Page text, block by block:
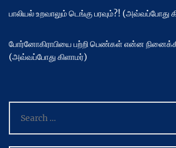
பாலியல் உறவாலும் டெங்கு பரவும்?! (அவ்வப்போது
போர்னோகிராபியை பற்றி பெண்கள் என்ன
(அவ்வப்போது கிளாமர்)
for: